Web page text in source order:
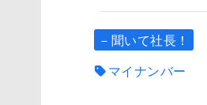
－聞いて社長！
マイナンバー